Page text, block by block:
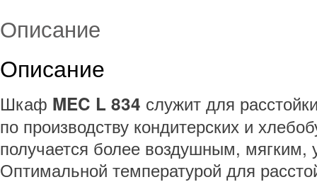
Описание
Описание
Шкаф MEC L 834 служит для
по производству кондитерских и
получается более воздушным, мягким,
Оптимальной температурой для